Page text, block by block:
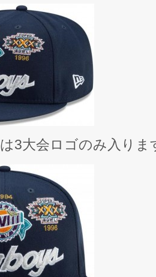
3大会ロゴのみ入りま